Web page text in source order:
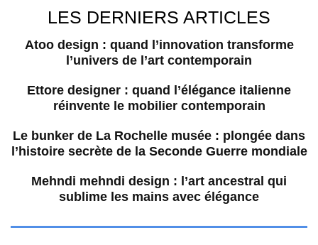
LES DERNIERS ARTICLES
Atoo design : quand l’innovation transforme
l’univers de l’art contemporain
Ettore designer : quand l’élégance italienne
réinvente le mobilier contemporain
Le bunker de La Rochelle musée : plongée dans
l’histoire secrète de la Seconde Guerre mondiale
Mehndi mehndi design : l’art ancestral qui
sublime les mains avec élégance